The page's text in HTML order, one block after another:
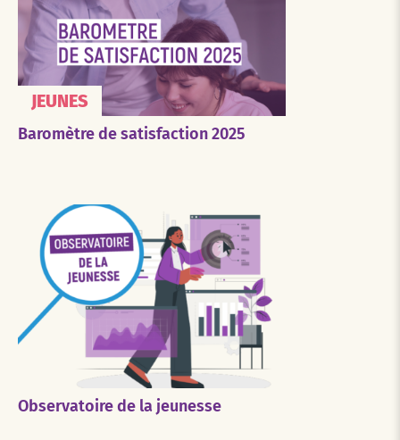
JEUNES
Baromètre de satisfaction 2025
Observatoire de la jeunesse